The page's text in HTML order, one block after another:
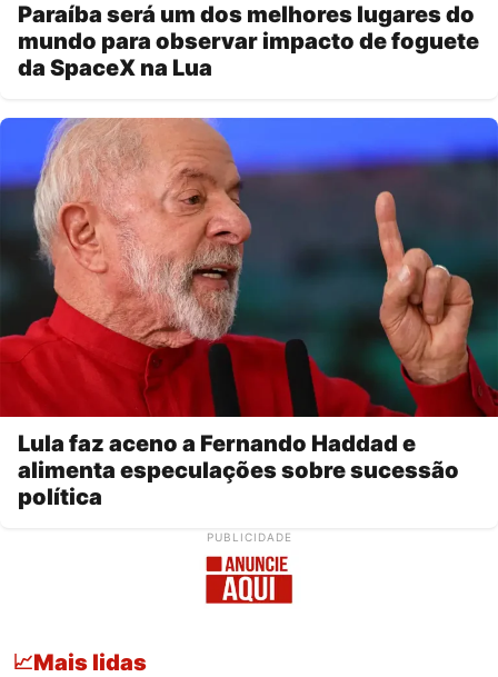
Paraíba será um dos melhores lugares do
mundo para observar impacto de foguete
da SpaceX na Lua
Lula faz aceno a Fernando Haddad e
alimenta especulações sobre sucessão
política
PUBLICIDADE
📈Mais lidas